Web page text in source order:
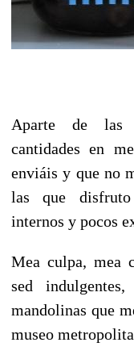
Aparte de las
cantidades en
enviáis y que no
las que disfruto
internos y pocos
Mea culpa, mea
sed
mandolinas que
museo